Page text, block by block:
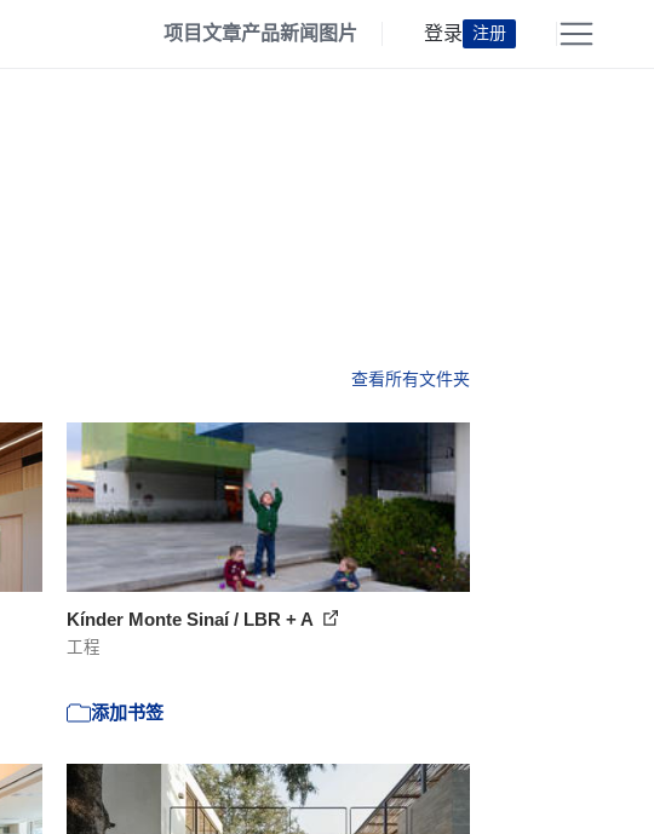
项目文章产品新闻 图片 登录 注册
查看所有文件夹
Kínder Monte Sinaí / LBR + A
工程
添加书签